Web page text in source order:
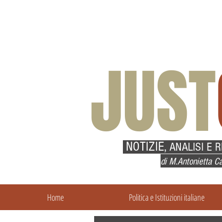
NOTIZIE, ANALISI E
di M.Antonietta
JUST
Home Politica e Istituzioni italiane